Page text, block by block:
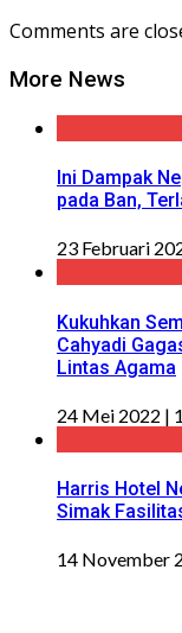
Comments are
More News
Ini Dampak
pada Ban,
23 Februari
Kukuhkan
Cahyadi
Lintas Agama
24 Mei 2022 |
Harris Hotel
Simak
14 November